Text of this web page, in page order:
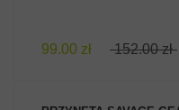
99.00 zł 152.00 zł